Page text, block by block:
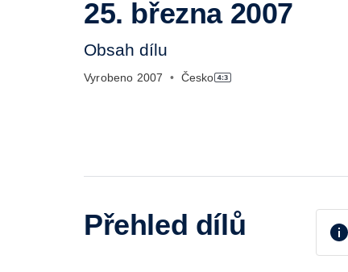
25. března 2007
Obsah dílu
Vyrobeno 2007 • Česko
Přehled dílů